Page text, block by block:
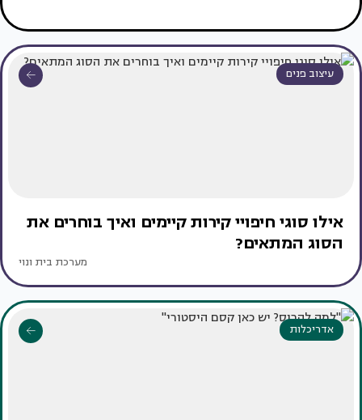
עיצוב פנים
אילו סוגי חיפויי קירות קיימים ואיך בוחרים את
הסוג המתאים?
מערכת בית ונוי
אדריכלות